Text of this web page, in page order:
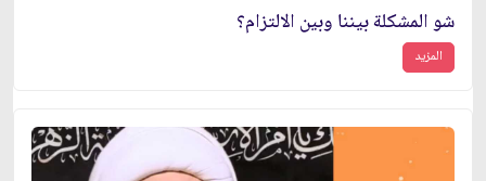
شو المشكلة بيننا وبين الالتزام؟
المزيد